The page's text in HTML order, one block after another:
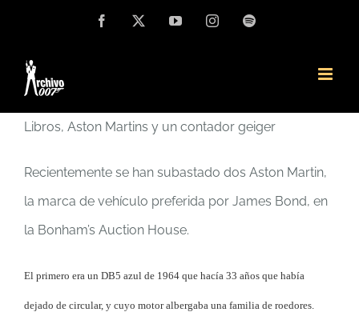
contenido
Facebook YouTubeInstagramSpotify
Libros, Aston Martins y un contador geiger
Recientemente se han subastado dos Aston Martin,
la marca de vehículo preferida por James Bond, en
la Bonham’s Auction House.
El primero era un DB5 azul de 1964 que hacía 33 años que había
dejado de circular, y cuyo motor albergaba una familia de roedores.